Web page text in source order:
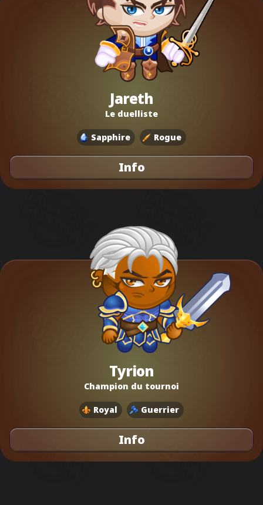
Jareth
Le duelliste
Sapphire Rogue
Info
Tyrion
Champion du tournoi
Royal Guerrier
Info